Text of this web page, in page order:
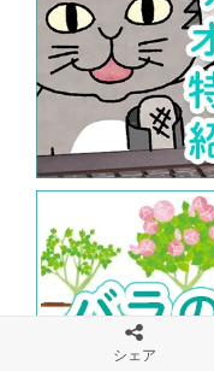
シェア